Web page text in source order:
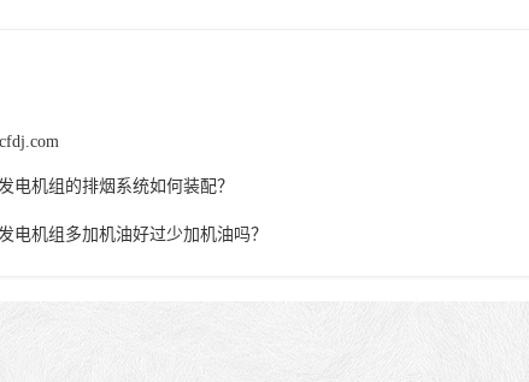
电机组的排烟系统如何装配？
电机组多加机油好过少加机油吗？